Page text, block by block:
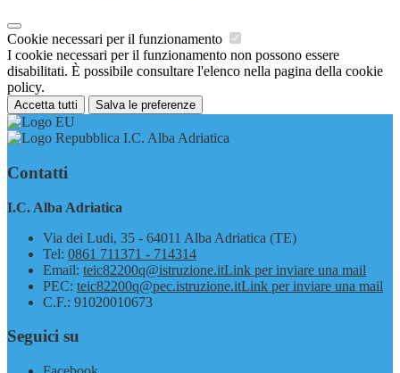
Cookie necessari per il funzionamento
I cookie necessari per il funzionamento non possono essere
disabilitati. È possibile consultare l'elenco nella pagina della cookie
policy.
Accetta tutti Salva le preferenze
I.C. Alba Adriatica
Contatti
I.C. Alba Adriatica
Via dei Ludi, 35 - 64011 Alba Adriatica (TE)
Tel: 0861 711371 - 714314
Email: teic82200q@istruzione.itLink per inviare una mail
PEC: teic82200q@pec.istruzione.itLink per inviare una mail
C.F.: 91020010673
Seguici su